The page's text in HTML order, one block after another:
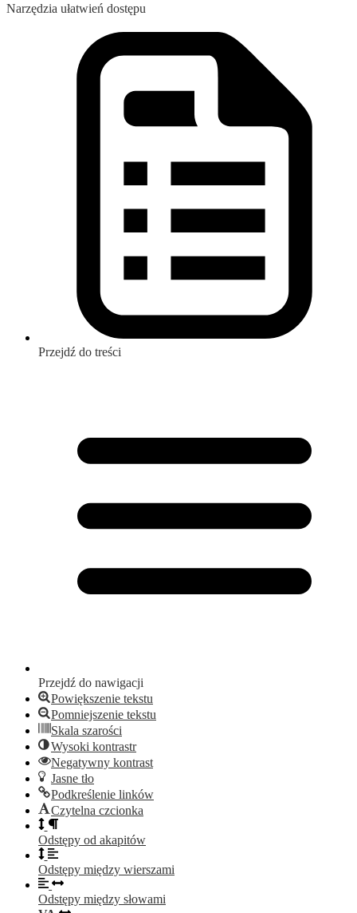
Narzędzia ułatwień dostępu
Przejdź do treści
Przejdź do nawigacji
Powiększenie tekstu
Pomniejszenie tekstu
Skala szarości
Wysoki kontrastr
Negatywny kontrast
Jasne tło
Podkreślenie linków
Czytelna czcionka
Odstępy od akapitów
Odstępy między wierszami
Odstępy między słowami